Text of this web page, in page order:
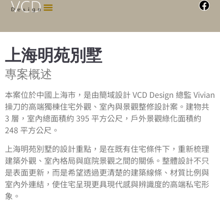
上海明苑別墅
專案概述
本案位於中國上海市，是由簡域設計 VCD Design 總監 Vivian
操刀的高端獨棟住宅外觀、室內與景觀整修設計案。建物共
3 層，室內總面積約 395 平方公尺，戶外景觀綠化面積約
248 平方公尺。
上海明苑別墅的設計重點，是在既有住宅條件下，重新梳理
建築外觀、室內格局與庭院景觀之間的關係。整體設計不只
是表面更新，而是希望透過更清楚的建築線條、材質比例與
室內外連結，使住宅呈現更具現代感與辨識度的高端私宅形
象。